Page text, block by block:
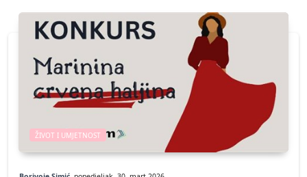
ŽIVOT I UMJETNOST